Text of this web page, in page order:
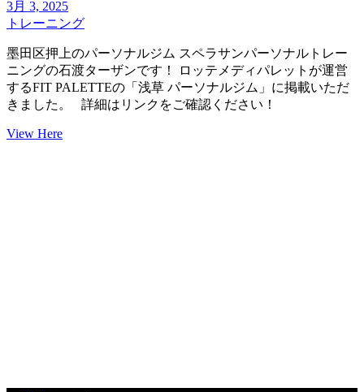
3月 3, 2025
トレーニング
墨田区押上のパーソナルジム スペラサンパーソナルトレー
ニングの石渡ターザンです！ ロッテメディパレットが運営
するFIT PALETTEの「浅草 パーソナルジム」に掲載いただ
きました。 詳細はリンクをご確認ください！
View Here